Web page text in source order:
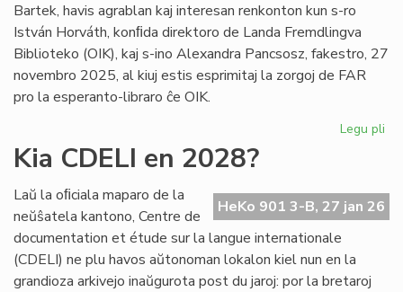
Bartek, havis agrablan kaj interesan renkonton kun s-ro
István Horváth, konﬁda direktoro de Landa Fremdlingva
Biblioteko (OIK), kaj s-ino Alexandra Pancsosz, fakestro, 27
novembro 2025, al kiuj estis esprimitaj la zorgoj de FAR
pro la esperanto-libraro ĉe OIK.
Legu pli
Kia CDELI en 2028?
HeKo 901 3-B, 27 jan 26
Laŭ la oﬁciala maparo de la
neŭŝatela kantono, Centre de
documentation et étude sur la langue internationale
(CDELI) ne plu havos aŭtonoman lokalon kiel nun en la
grandioza arkivejo inaŭgurota post du jaroj: por la bretaroj